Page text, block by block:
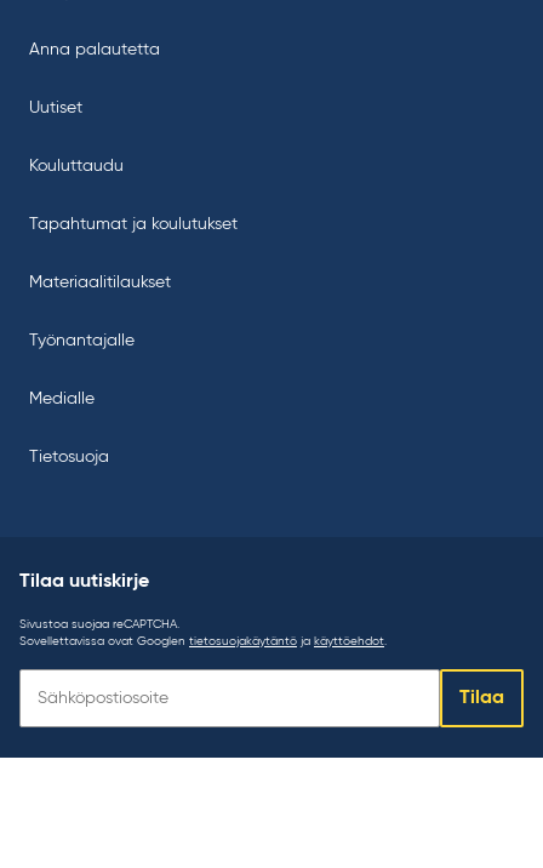
Anna palautetta
Uutiset
Kouluttaudu
Tapahtumat ja koulutukset
Materiaalitilaukset
Työnantajalle
Medialle
Tietosuoja
Tilaa uutiskirje
Sivustoa suojaa reCAPTCHA.
Sovellettavissa ovat Googlen tietosuojakäytäntö ja käyttöehdot.
uutiskirje:
Tilaa